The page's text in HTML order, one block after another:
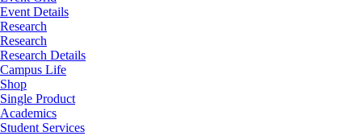
Event Details
Research
Research
Research Details
Campus Life
Shop
Single Product
Academics
Student Services
ภาษาไทย 🇹🇭